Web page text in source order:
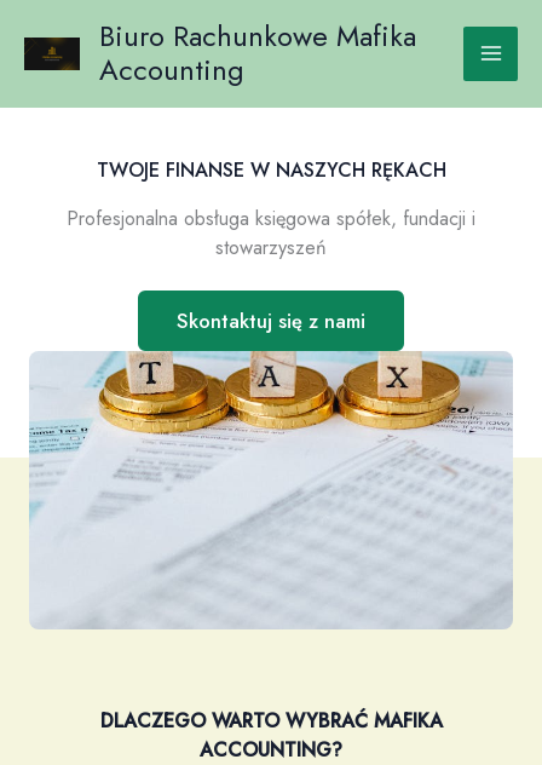
treści
Biuro Rachunkowe Mafika
Accounting
TWOJE FINANSE W NASZYCH RĘKACH
Profesjonalna obsługa księgowa spółek, fundacji i
stowarzyszeń
Skontaktuj się z nami
DLACZEGO WARTO WYBRAĆ MAFIKA
ACCOUNTING?